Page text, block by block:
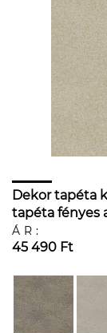
Dekor tapéta
tapéta fényes
ÁR:
45 490 Ft